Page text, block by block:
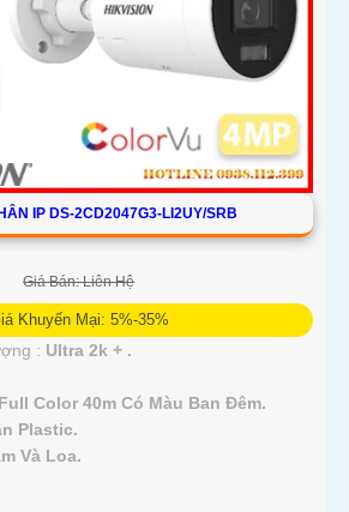
IP DS-2CD2047G3-LI2UY/SRB
Giá Bán: Liên Hệ
Khuyến Mại: 5%-35%
: Ultra 2k + .
Full Color 40m Có Màu Ban Ðêm.
Plastic.
Và Loa.